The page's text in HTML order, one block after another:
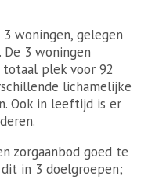
woningen, gelegen
De 3 woningen
plek voor 92
lichamelijke
Ook in leeftijd is er
zorgaanbod goed te
in 3 doelgroepen;